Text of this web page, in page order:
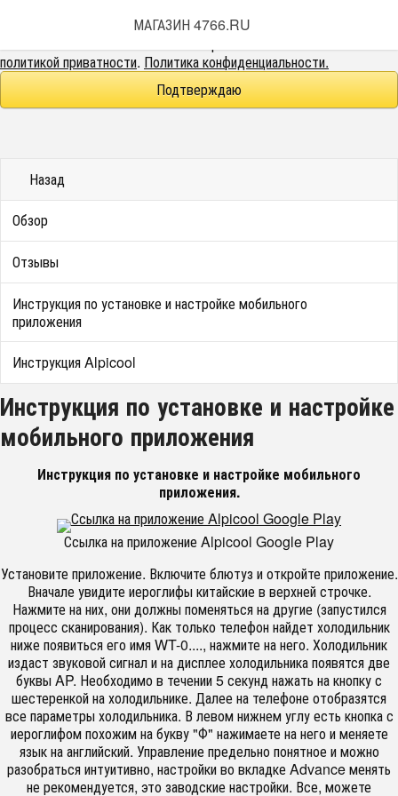
При использовании данного сайта вы подтверждаете свое
политикой приватности. Политика конфиденциальности.
Подтверждаю
МАГАЗИН 4766.RU
Назад
Обзор
Отзывы
​​​Инструкция по установке и настройке мобильного
приложения
Инструкция Alpicool
​​​Инструкция по установке и настройке
мобильного приложения
Инструкция по установке и настройке мобильного
приложения.
Ссылка на приложение Alpicool Google Play
Установите приложение. Включите блютуз и откройте приложение.
Вначале увидите иероглифы китайские в верхней строчке.
Нажмите на них, они должны поменяться на другие (запустился
процесс сканирования). Как только телефон найдет холодильник
ниже появиться его имя WT-0...., нажмите на него. Холодильник
издаст звуковой сигнал и на дисплее холодильника появятся две
буквы AP. Необходимо в течении 5 секунд нажать на кнопку с
шестеренкой на холодильнике. Далее на телефоне отобразятся
все параметры холодильника. В левом нижнем углу есть кнопка с
иероглифом похожим на букву "Ф" нажимаете на него и меняете
язык на английский. Управление предельно понятное и можно
разобраться интуитивно, настройки во вкладке Advance менять
не рекомендуется, это заводские настройки. Все, можете